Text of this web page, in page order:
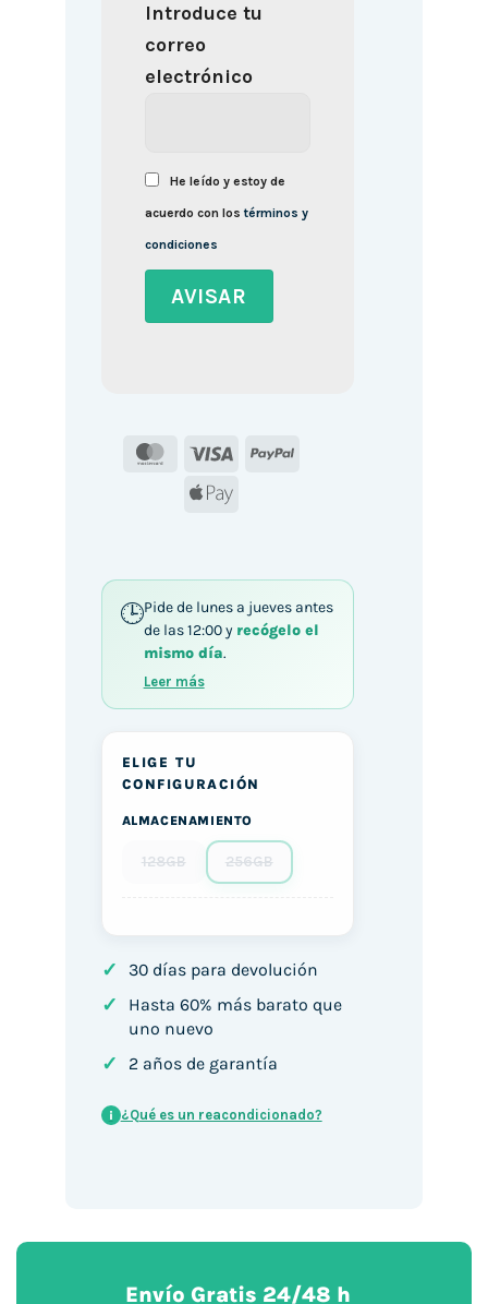
Introduce tu
correo
electrónico
He leído y estoy de
acuerdo con lostérminos y
condiciones
MasterCard
Visa
PayPal
Apple
Pide de lunes a jueves antes
de las 12:00 y recógelo el
mismo día.
Leer más
ELIGE TU
CONFIGURACIÓN
ALMACENAMIENTO
128GB 256GB
✓ 30 días para devolución
✓
Hasta 60% más barato que
uno nuevo
✓ 2 años de garantía
i ¿Qué es un reacondicionado?
Envío Gratis 24/48 h